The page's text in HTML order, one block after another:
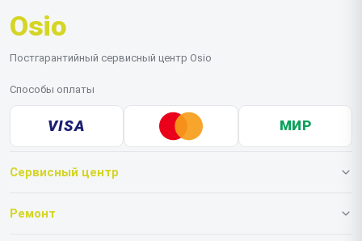
Osio
Постгарантийный сервисный центр Osio
Способы оплаты
VISA МИР
Сервисный центр
О нашем сервисе
Ремонт